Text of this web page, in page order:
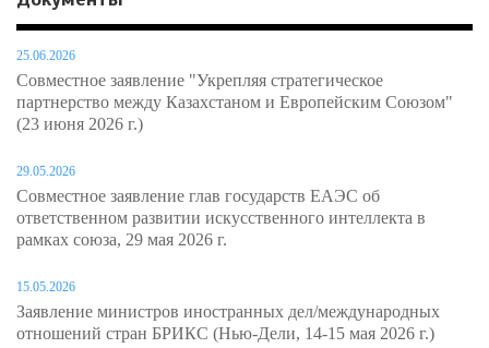
25.06.2026
Совместное заявление "Укрепляя стратегическое
партнерство между Казахстаном и Европейским Союзом"
(23 июня 2026 г.)
29.05.2026
Совместное заявление глав государств ЕАЭС об
ответственном развитии искусственного интеллекта в
рамках союза, 29 мая 2026 г.
15.05.2026
Заявление министров иностранных дел/международных
отношений стран БРИКС (Нью-Дели, 14-15 мая 2026 г.)